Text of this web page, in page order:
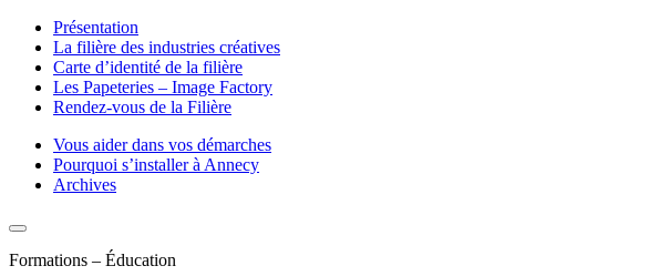
Présentation
La filière des industries créatives
Carte d’identité de la filière
Les Papeteries – Image Factory
Rendez-vous de la Filière
Vous aider dans vos démarches
Pourquoi s’installer à Annecy
Archives
Formations – Éducation